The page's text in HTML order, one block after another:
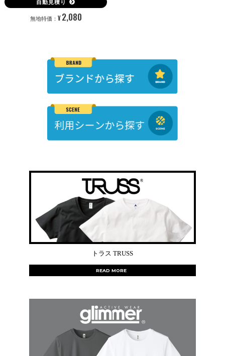
自動見積り
無地特価： ¥ 2,080
トラス TRUSS
READ MORE